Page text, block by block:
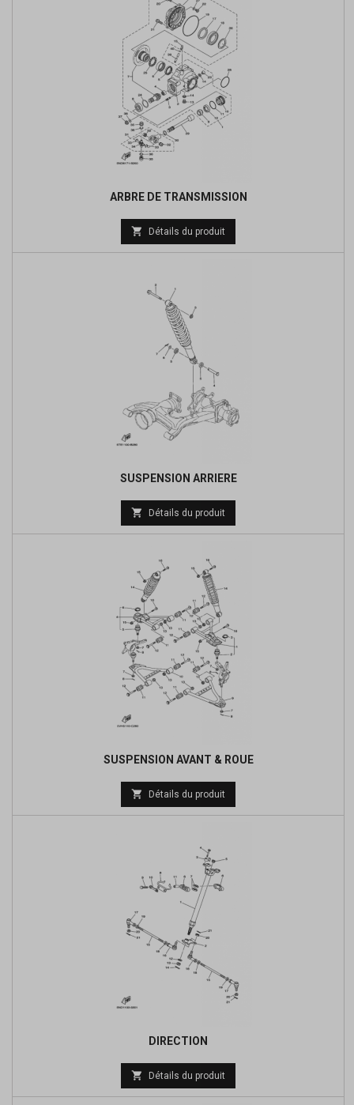
ARBRE DE TRANSMISSION
Prix
de
 Détails du produit
SUSPENSION ARRIERE
Prix
de
 Détails du produit
SUSPENSION AVANT & ROUE
Prix
de
 Détails du produit
DIRECTION
Prix
de
 Détails du produit